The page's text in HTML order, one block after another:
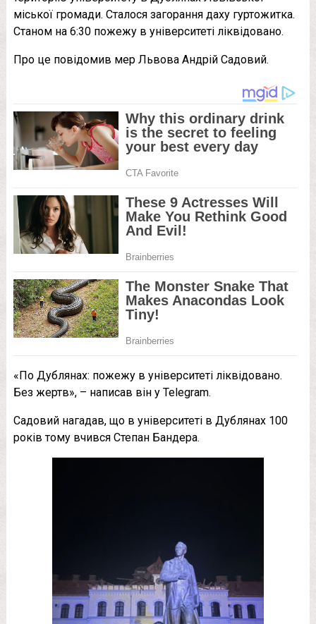
міської громади. Сталося загорання даху гуртожитка.
Станом на 6:30 пожежу в університеті ліквідовано.
Про це повідомив мер Львова Андрій Садовий.
«По Дублянах: пожежу в університеті ліквідовано.
Без жертв», – написав він у Telegram.
Садовий нагадав, що в університеті в Дублянах 100
років тому вчився Степан Бандера.